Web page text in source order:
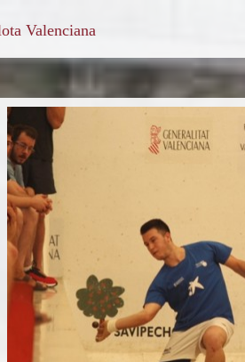
Valenciana